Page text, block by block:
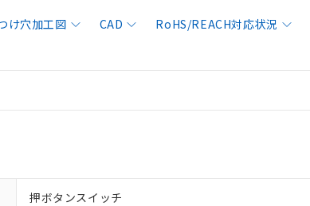
け穴加工図 CAD RoHS/REACH対応状況
押ボタンスイッチ